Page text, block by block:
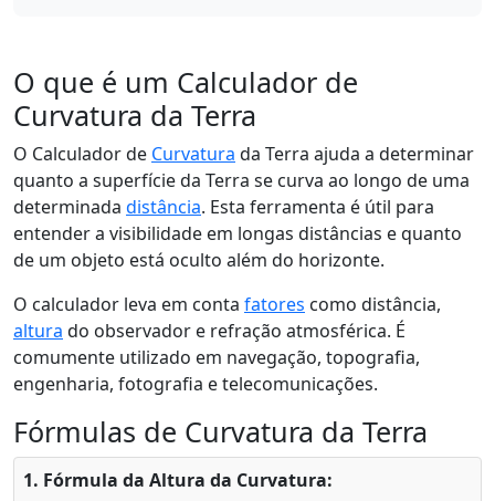
O que é um Calculador de
Curvatura da Terra
O Calculador de Curvatura da Terra ajuda a determinar
quanto a superfície da Terra se curva ao longo de uma
determinada distância. Esta ferramenta é útil para
entender a visibilidade em longas distâncias e quanto
de um objeto está oculto além do horizonte.
O calculador leva em conta fatores como distância,
altura do observador e refração atmosférica. É
comumente utilizado em navegação, topografia,
engenharia, fotografia e telecomunicações.
Fórmulas de Curvatura da Terra
1. Fórmula da Altura da Curvatura: